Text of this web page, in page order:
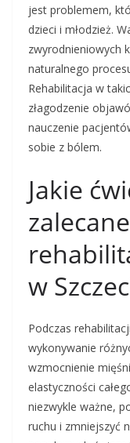
jest problemem,
dzieci i młodzież.
zwyrodnieniowych
naturalnego
Rehabilitacja w
złagodzenie
nauczenie
sobie z bólem.
Jakie
w
Podczas
wykonywanie
wzmocnienie
elastyczności
niezwykle ważne,
ruchu i zmniejszyć